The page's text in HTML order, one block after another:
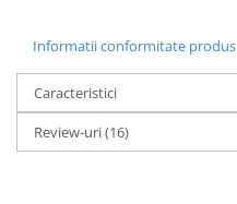
Informatii conformitate produs
Caracteristici
Review-uri(16)